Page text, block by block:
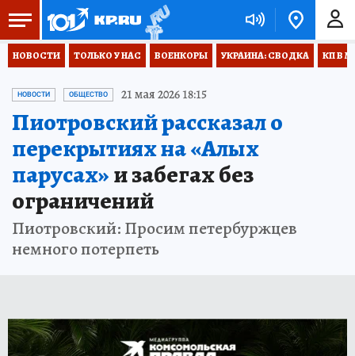
НОВОСТИ ТОЛЬКО У НАС ВОЕНКОРЫ УКРАИНА: СВОДКА КП В
НОВОСТИ ОБЩЕСТВО 21 мая 2026 18:15
Пиотровский рассказал о
перекрытиях на «Алых
парусах»и забегах без
ограничений
Пиотровский: Просим петербуржцев
немного потерпеть